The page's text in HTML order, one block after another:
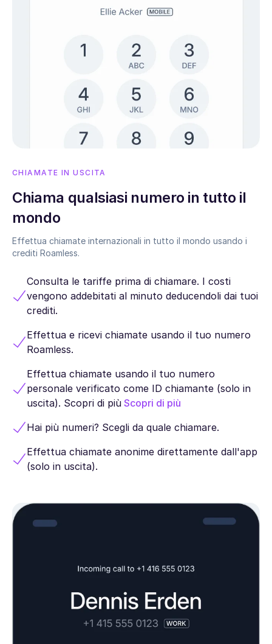
CHIAMATE IN USCITA
Chiama qualsiasi numero in tutto il
mondo
Effettua chiamate internazionali in tutto il mondo usando i
crediti Roamless.
Consulta le tariffe prima di chiamare. I costi
vengono addebitati al minuto deducendoli dai tuoi
crediti.
Effettua e ricevi chiamate usando il tuo numero
Roamless.
Effettua chiamate usando il tuo numero
personale verificato come ID chiamante (solo in
uscita). Scopri di più Scopri di più
Hai più numeri? Scegli da quale chiamare.
Effettua chiamate anonime direttamente dall'app
(solo in uscita).